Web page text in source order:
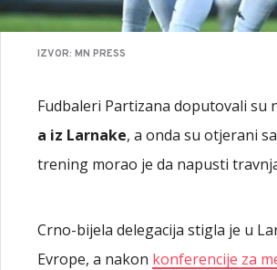
IZVOR: MN PRESS
Fudbaleri Partizana doputovali su
a iz Larnake, a onda su otjerani
trening morao je da napusti
Crno-bijela delegacija stigla je u
Evrope, a nakon konferencije za